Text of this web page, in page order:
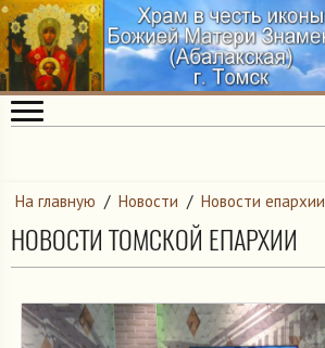
На главную / Новости / Новости епархии
НОВОСТИ ТОМСКОЙ ЕПАРХИИ